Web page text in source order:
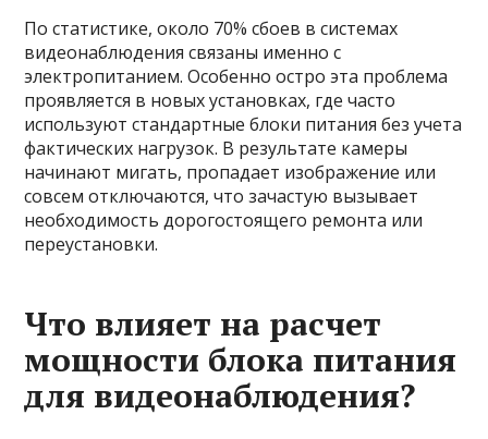
По статистике, около 70% сбоев в системах
видеонаблюдения связаны именно с
электропитанием. Особенно остро эта проблема
проявляется в новых установках, где часто
используют стандартные блоки питания без учета
фактических нагрузок. В результате камеры
начинают мигать, пропадает изображение или
совсем отключаются, что зачастую вызывает
необходимость дорогостоящего ремонта или
переустановки.
Что влияет на расчет
мощности блока питания
для видеонаблюдения?